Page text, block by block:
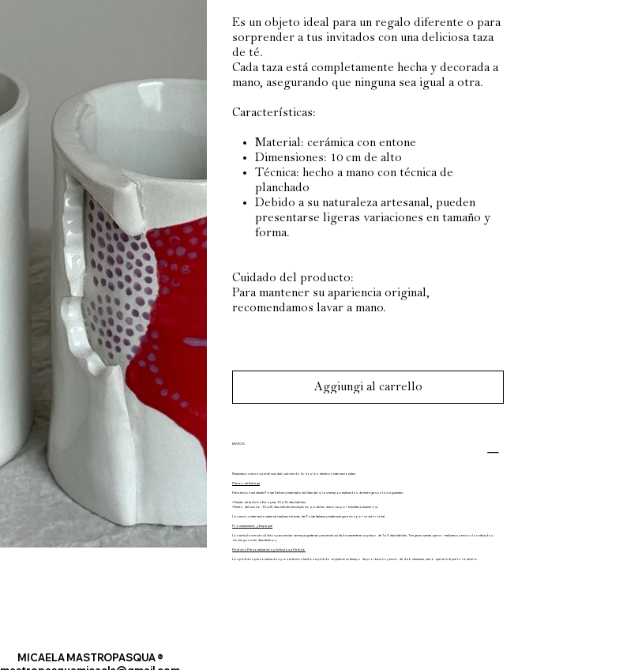
Es un objeto ideal para un regalo diferente o para
sorprender a tus invitados con una deliciosa taza
de té.
Cada taza está completamente hecha y decorada a
mano, asegurando que ninguna sea igual a otra.
Características:
Material: cerámica con entone
Dimensiones: 10 cm de alto
Técnica: hecho a mano con técnica de
planchado
Debido a su naturaleza artesanal, pueden
presentarse ligeras variaciones en tamaño y
forma.
Cuidado del producto:
Para mantener su apariencia original,
recomendamos lavar a mano.
Aggiungi al carrello
ENVÍOS
Realizamos envíos a nivel mundial, cubriendo todos los destinos internacionales.
Plazos de Entrega
Para envíos mediante Poste Delivery International Standard, los tiempos estimados de entrega son los siguientes:
• Países de la Unión Europea: 10 a 15 días hábiles.
• Resto del mundo: 10 a 25 días hábiles (excluyendo posibles demoras por trámites aduaneros).
Los envíos internacionales se realizan a través de Poste Italiane y están asegurados por su valor total.
Procesamiento y Empaque
Los artículos en stock listos para enviar se empaquetarán y enviarán cuidadosamente en un plazo de 1 a 3 días hábiles. Tenga en cuenta que no realizamos envíos los sábados,
domingos ni en días festivos.
Pedidos Personalizados y Artículos a Pedido
Los pedidos personalizados y los artículos hechos a pedido requieren un tiempo de producción y envío de 4 a 6 semanas, salvo que se indique lo contrario.
MICAELA MASTROPASQUA ®